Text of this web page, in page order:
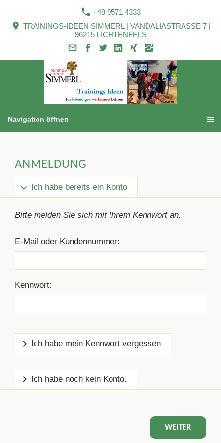
+49 9571 4333
TRAININGS-IDEEN SIMMERL | VANDALIASTRASSE 7 |
96215 LICHTENFELS
Navigation öffnen
ANMELDUNG
Ich habe bereits ein Konto
Bitte melden Sie sich mit Ihrem Kennwort an.
E-Mail oder Kundennummer:
Kennwort:
Ich habe mein Kennwort vergessen
Ich habe noch kein Konto.